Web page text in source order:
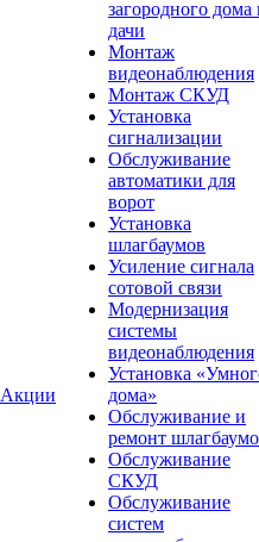
Акции
загородного дома
дачи
Монтаж
видеонаблюдения
Монтаж СКУД
Установка
сигнализации
Обслуживание
автоматики для
ворот
Установка
шлагбаумов
Усиление сигнала
сотовой связи
Модернизация
системы
видеонаблюдения
Установка
дома»
Обслуживание и
ремонт
Обслуживание
СКУД
Обслуживание
систем